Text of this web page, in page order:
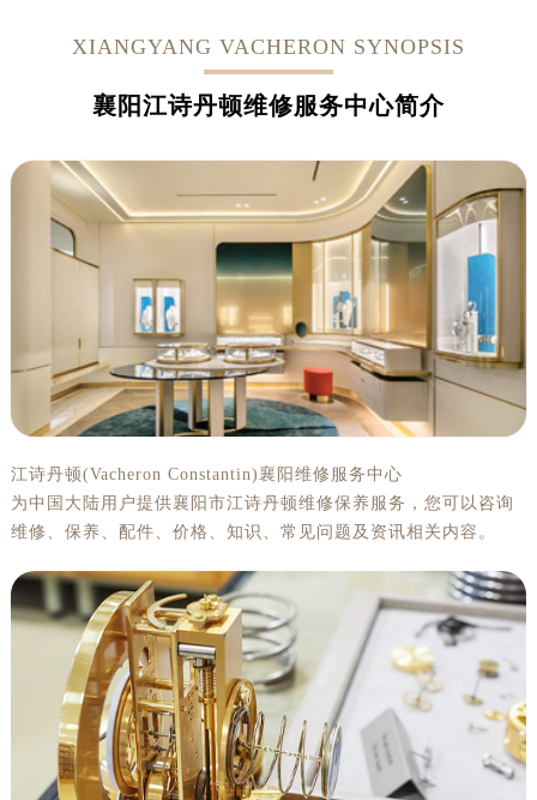
XIANGYANG VACHERON SYNOPSIS
襄阳江诗丹顿维修服务中心简介
江诗丹顿(Vacheron Constantin)襄阳维修服务中心
为中国大陆用户提供襄阳市江诗丹顿维修保养服务，您可以咨询
维修、保养、配件、价格、知识、常见问题及资讯相关内容。